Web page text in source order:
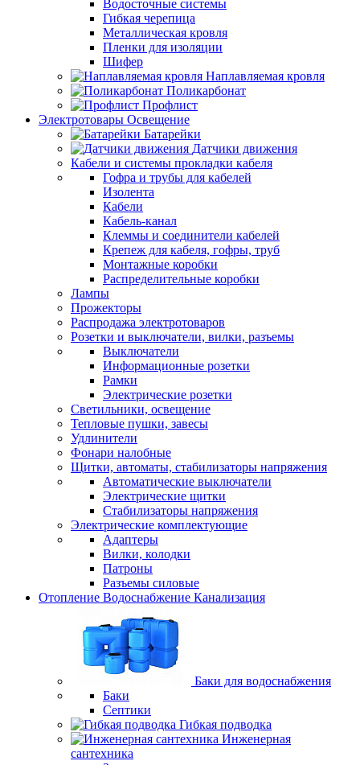
Водосточные системы
Гибкая черепица
Металлическая кровля
Пленки для изоляции
Шифер
Наплавляемая кровля
Поликарбонат
Профлист
Электротовары Освещение
Батарейки
Датчики движения
Кабели и системы прокладки кабеля
Гофра и трубы для кабелей
Изолента
Кабели
Кабель-канал
Клеммы и соединители кабелей
Крепеж для кабеля, гофры, труб
Монтажные коробки
Распределительные коробки
Лампы
Прожекторы
Распродажа электротоваров
Розетки и выключатели, вилки, разъемы
Выключатели
Информационные розетки
Рамки
Электрические розетки
Светильники, освещение
Тепловые пушки, завесы
Удлинители
Фонари налобные
Щитки, автоматы, стабилизаторы напряжения
Автоматические выключатели
Электрические щитки
Стабилизаторы напряжения
Электрические комплектующие
Адаптеры
Вилки, колодки
Патроны
Разъемы силовые
Отопление Водоснабжение Канализация
Баки для водоснабжения
Баки
Септики
Гибкая подводка
Инженерная
сантехника